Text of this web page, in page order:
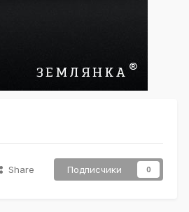
Share Подписчики 0